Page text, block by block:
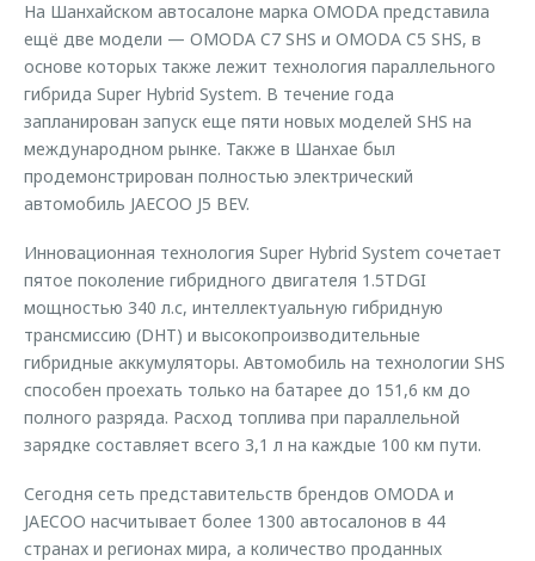
На Шанхайском автосалоне марка OMODA представила
ещё две модели — OMODA C7 SHS и OMODA C5 SHS, в
основе которых также лежит технология параллельного
гибрида Super Hybrid System. В течение года
запланирован запуск еще пяти новых моделей SHS на
международном рынке. Также в Шанхае был
продемонстрирован полностью электрический
автомобиль JAECOO J5 BEV.
Инновационная технология Super Hybrid System сочетает
пятое поколение гибридного двигателя 1.5TDGI
мощностью 340 л.с, интеллектуальную гибридную
трансмиссию (DHT) и высокопроизводительные
гибридные аккумуляторы. Автомобиль на технологии SHS
способен проехать только на батарее до 151,6 км до
полного разряда. Расход топлива при параллельной
зарядке составляет всего 3,1 л на каждые 100 км пути.
Сегодня сеть представительств брендов OMODA и
JAECOO насчитывает более 1300 автосалонов в 44
странах и регионах мира, а количество проданных